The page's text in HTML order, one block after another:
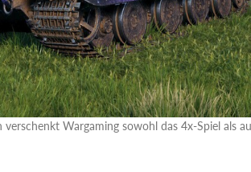
Wargaming sowohl das 4x-Spiel als